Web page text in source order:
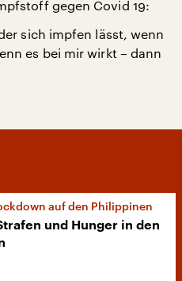
gegen Covid 19:
sich impfen lässt, wenn
es bei mir wirkt – dann
auf den Philippinen
und Hunger in den